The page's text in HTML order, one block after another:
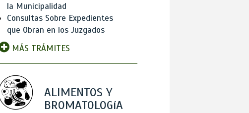
la Municipalidad
Consultas Sobre Expedientes
que Obran en los Juzgados
MÁS TRÁMITES
ALIMENTOS Y
BROMATOLOGíA